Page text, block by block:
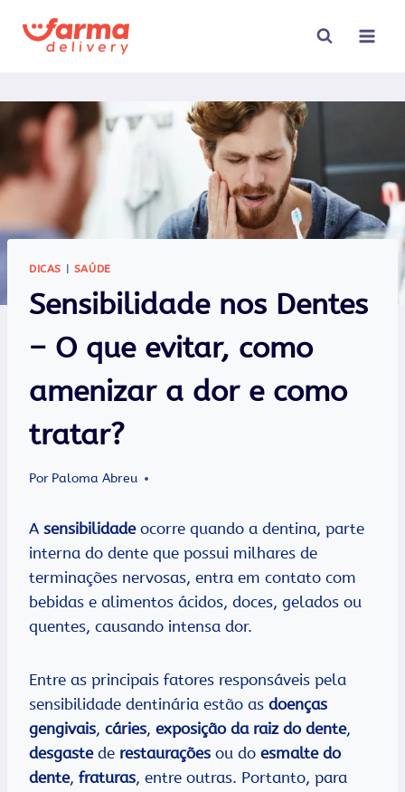
para
DICAS SAÚDE
Sensibilidade nos Dentes
– O que evitar, como
amenizar a dor e como
tratar?
Por Paloma Abreu
A sensibilidade ocorre quando a dentina, parte
interna do dente que possui milhares de
terminações nervosas, entra em contato com
bebidas e alimentos ácidos, doces, gelados ou
quentes, causando intensa dor.
Entre as principais fatores responsáveis pela
sensibilidade dentinária estão as doenças
gengivais, cáries, exposição da raiz do dente,
desgaste de restaurações ou do esmalte do
dente, fraturas, entre outras. Portanto, para